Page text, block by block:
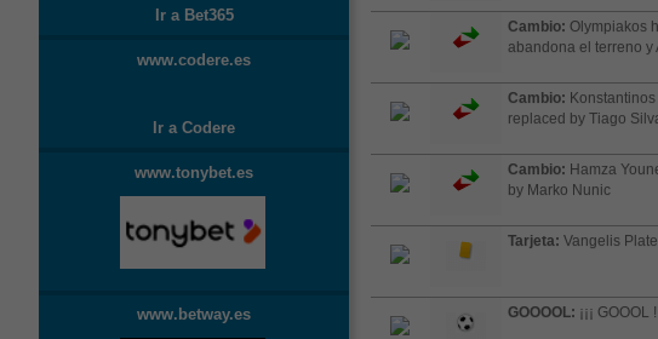
Ir a Bet365
www.codere.es
Ir a Codere
www.tonybet.es
www.betway.es
Cambio: Olympiakos
abandona el terreno y
Cambio:
replaced by Tiago
Cambio: Hamza
by Marko Nunic
Tarjeta: Vangelis
GOOOOL: ¡¡¡